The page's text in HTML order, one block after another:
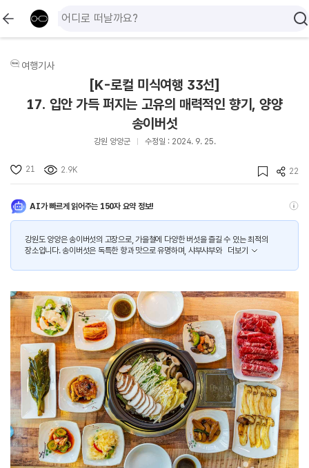
여행기사
[K-로컬 미식여행 33선]
17. 입안 가득 퍼지는 고유의 매력적인 향기, 양양
송이버섯
강원 양양군 수정일 : 2024. 9. 25.
21 2.9K 22
AI가 빠르게 읽어주는 150자 요약 정보!
강원도 양양은 송이버섯의 고장으로, 가을철에 다양한 버섯을 즐길 수 있는 최적의
장소입니다. 송이버섯은 독특한 향과 맛으로 유명하며, 샤부샤부와
더보기